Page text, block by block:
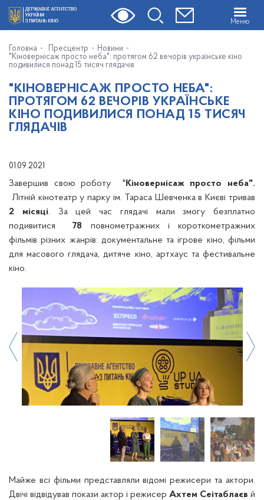
Меню
Головна Пресцентр
Новини
"Кіновернісаж просто неба": протягом 62 вечорів українське кіно
подивилися понад 15 тисяч глядачів
"КІНОВЕРНІСАЖ ПРОСТО НЕБА":
ПРОТЯГОМ 62 ВЕЧОРІВ УКРАЇНСЬКЕ
КІНО ПОДИВИЛИСЯ ПОНАД 15 ТИСЯЧ
ГЛЯДАЧІВ
01.09.2021
Завершив свою роботу " Кіновернісаж просто неба".
Літній кінотеатр у парку ім. Тараса Шевченка в Києві тривав
2 місяці. За цей час глядачі мали змогу безплатно
подивитися 78 повнометражних і короткометражних
фільмів різних жанрів: документальне та ігрове кіно, фільми
для масового глядача, дитяче кіно, артхаус та фестивальне
кіно.
Майже всі фільми представляли відомі режисери та актори.
Двічі відвідував покази актор і режисер Ахтем Сеітаблаєв й